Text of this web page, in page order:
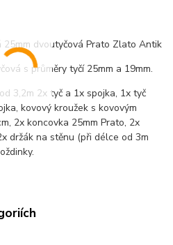
25mm dvoutyčová Prato Zlato Antik
s průměry tyčí 25mm a 19mm.
3,2m 2x tyč a 1x spojka, 1x tyč
kovový kroužek s kovovým
2x koncovka 25mm Prato, 2x
držák na stěnu (při délce od 3m